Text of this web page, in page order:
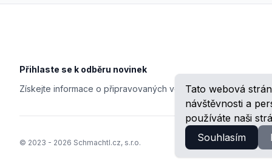
Tato webová
návštěvnosti a
používáte naši
Souhlasím
Přihlaste se k odběru novinek
Získejte informace o připravovaných veletrzích, školeních,
© 2023 - 2026 Schmachtl.cz, s.r.o.